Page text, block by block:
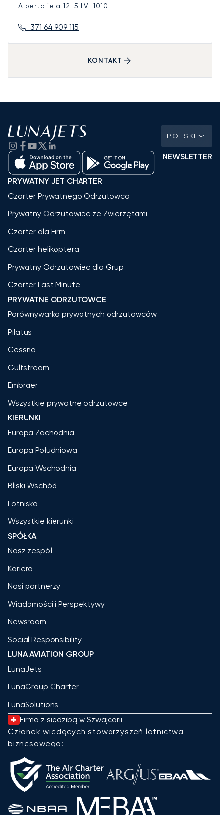
Alberta iela 12-5 LV-1010
+371 64 909 115
KONTAKT
POLSKI
NEWSLETTER
PRYWATNY JET CHARTER
Czarter Prywatnego Odrzutowca
Prywatny Odrzutowiec ze Zwierzętami
Czarter dla Firm
Czarter helikoptera
Prywatny Odrzutowiec dla Grup
Czarter Last Minute
PRYWATNE ODRZUTOWCE
Porównywarka prywatnych odrzutowców
Pilatus
Cessna
Gulfstream
Embraer
Wszystkie prywatne odrzutowce
KIERUNKI
Europa Zachodnia
Europa Południowa
Europa Wschodnia
Bliski Wschód
Lotniska
Wszystkie kierunki
SPÓŁKA
Nasz zespół
Kariera
Nasi partnerzy
Wiadomości i Perspektywy
Newsroom
Social Responsibility
LUNA AVIATION GROUP
LunaJets
LunaGroup Charter
LunaSolutions
Firma z siedzibą w Szwajcarii
Członek wiodących stowarzyszeń lotnictwa
biznesowego: